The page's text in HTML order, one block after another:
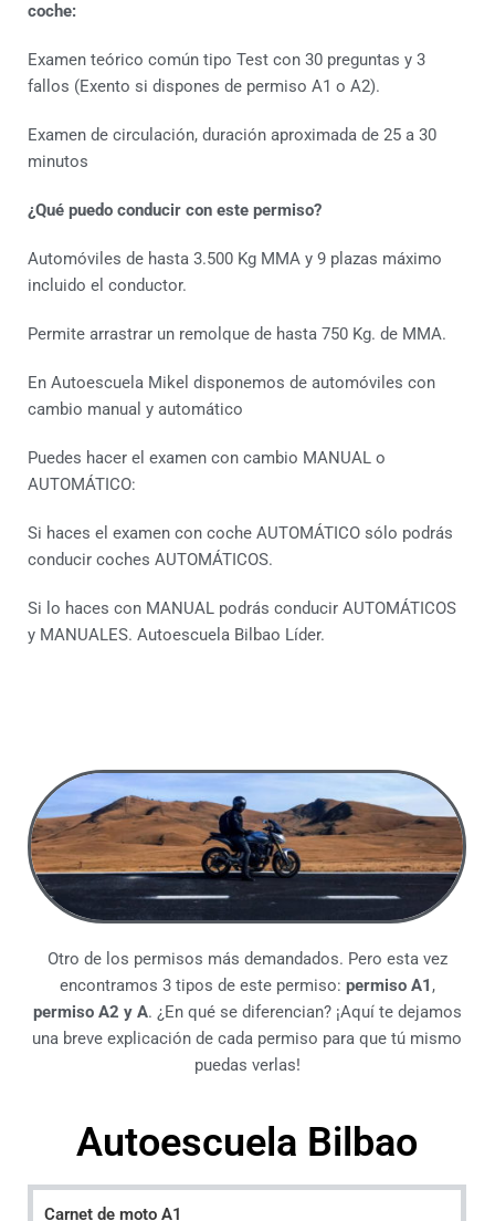
coche:
Examen teórico común tipo Test con 30 preguntas y 3
fallos (Exento si dispones de permiso A1 o A2).
Examen de circulación, duración aproximada de 25 a 30
minutos
¿Qué puedo conducir con este permiso?
Automóviles de hasta 3.500 Kg MMA y 9 plazas máximo
incluido el conductor.
Permite arrastrar un remolque de hasta 750 Kg. de MMA.
En Autoescuela Mikel disponemos de automóviles con
cambio manual y automático
Puedes hacer el examen con cambio MANUAL o
AUTOMÁTICO:
Si haces el examen con coche AUTOMÁTICO sólo podrás
conducir coches AUTOMÁTICOS.
Si lo haces con MANUAL podrás conducir AUTOMÁTICOS
y MANUALES. Autoescuela Bilbao Líder.
Otro de los permisos más demandados. Pero esta vez
encontramos 3 tipos de este permiso: permiso A1 ,
permiso A2 y A. ¿En qué se diferencian? ¡Aquí te dejamos
una breve explicación de cada permiso para que tú mismo
puedas verlas!
Autoescuela Bilbao
Carnet de moto A1